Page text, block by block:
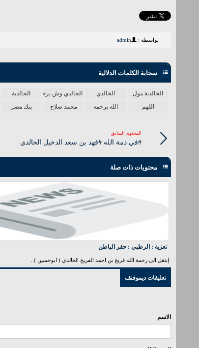
بواسطة : admin
سحابة الكلمات الدلالية
الخالدية مول الخالدي الخالدي وش يرجع الخالدية
اللهم
الله يرحمه محمد صلاح بنك مصر
المحتوى السابق
#في ذمة الله #فهد بن سعد الدخيل الخالدي
محتويات ذات صلة
تعزية : الرطبي : حفر الباطن
إنتقل الى رحمة الله فريج بن احمد الفريج الخالدي ( ابوحسين )..
تعليقات ديموفنف
الاسم